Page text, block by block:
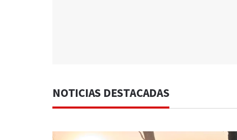
NOTICIAS DESTACADAS